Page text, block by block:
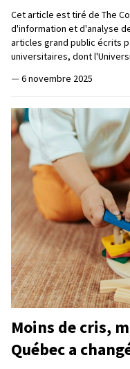
Cet article est tiré de The
d'information et d'analyse
articles grand public écrits
universitaires, dont
— 6 novembre 2025
Moins de cris,
Québec a